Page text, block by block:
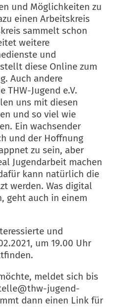
und Möglichkeiten zu
einen Arbeitskreis
sammelt schon
weitere
und
diese Online zum
Auch andere
THW-Jugend e.V.
uns mit diesen
und so viel wie
Ein wachsender
und der Hoffnung
zu sein, aber
Jugendarbeit machen
kann natürlich die
werden. Was digital
geht auch in einem
und
um 19.00 Uhr
meldet sich bis
jugend-
dann einen Link für